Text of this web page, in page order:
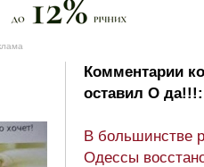
Комментарии
оставил О да!!!:
В большинстве
Одессы